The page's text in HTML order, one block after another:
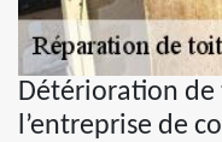
Détérioration de
l’entreprise de